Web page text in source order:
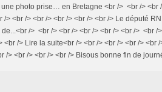
photo prise… en Bretagne <br /> <br /> <br
/> <br /> <br /> <br /> <br /> <br /> Le député
/> <br /> <br /> <br /> <br /> <br /> <br /
<br /> Lire la suite<br /> <br /> <br /> <br /> <br
/> <br /> <br /> <br /> Bisous bonne fin de